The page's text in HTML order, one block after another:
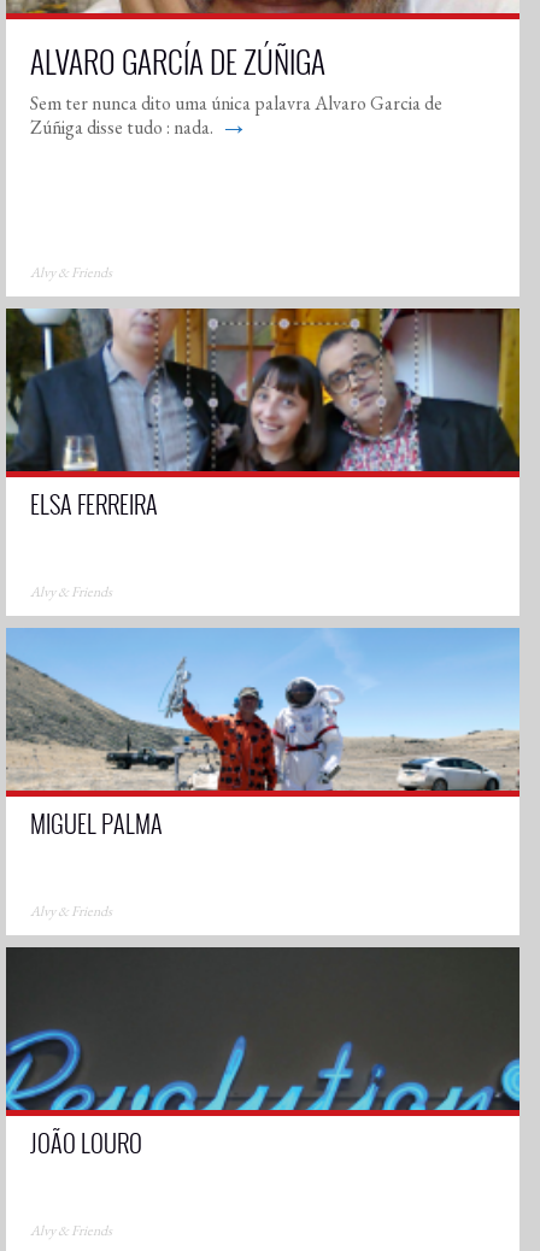
ALVARO GARCÍA DE ZÚÑIGA
Sem ter nunca dito uma única palavra Alvaro Garcia de
Zúñiga disse tudo : nada. →
Alvy & Friends
ELSA FERREIRA
Alvy & Friends
MIGUEL PALMA
Alvy & Friends
JOÃO LOURO
Alvy & Friends